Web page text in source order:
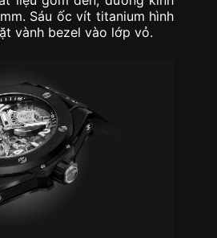
Sáu ốc vít titanium hình
vành bezel vào lớp vỏ.